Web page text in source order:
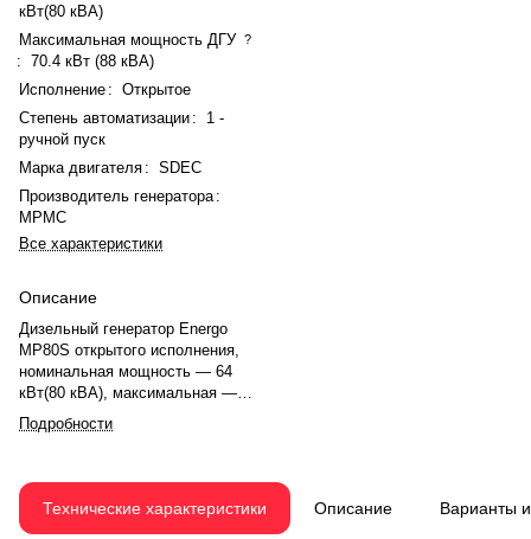
кВт(80 кВА)
Максимальная мощность ДГУ ?
: 70.4 кВт (88 кВА)
Исполнение : Открытое
Степень автоматизации :
1 -
ручной пуск
Марка двигателя : SDEC
Производитель генератора :
MPMC
Все характеристики
Описание
Дизельный генератор Energo
MP80S открытого исполнения,
номинальная мощность — 64
кВт(80 кВА), максимальная —
70.4 кВт (88 кВА). Двигатель
SDEC 4ZTAA4.1-G22, рядное, 4.0-
оборотов. Номинальная
мощность двигателя — 74 кВт.
Подробности
Технические характеристики Описание Варианты